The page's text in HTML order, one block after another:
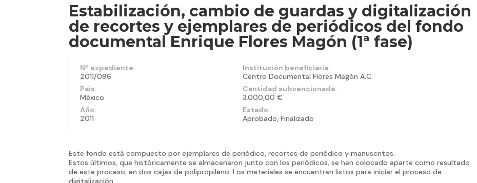
Estabilización, cambio de guardas y digitalización
de recortes y ejemplares de periódicos del fondo
documental Enrique Flores Magón (1ª fase)
Nº expediente:
2011/096
País:
México
Año:
2011
Institución beneficiaria:
Centro Documental Flores Magón A.C.
Cantidad subvencionada:
3.000,00 €
Estado:
Aprobado, Finalizado
Este fondo está compuesto por ejemplares de periódico, recortes de periódico y manuscritos.
Estos últimos, que históricamente se almacenaron junto con los periódicos, se han colocado aparte como resultado
de este proceso, en dos cajas de polipropileno. Los materiales se encuentran listos para iniciar el proceso de
digitalización.